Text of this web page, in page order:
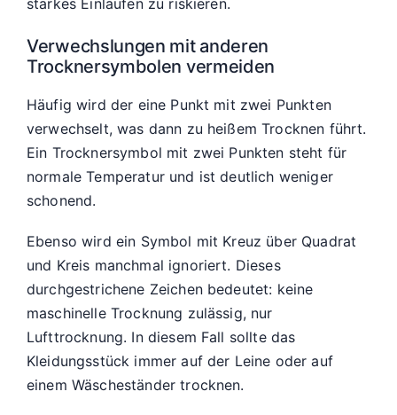
starkes Einlaufen zu riskieren.
Verwechslungen mit anderen
Trocknersymbolen vermeiden
Häufig wird der eine Punkt mit zwei Punkten
verwechselt, was dann zu heißem Trocknen führt.
Ein Trocknersymbol mit zwei Punkten steht für
normale Temperatur und ist deutlich weniger
schonend.
Ebenso wird ein Symbol mit Kreuz über Quadrat
und Kreis manchmal ignoriert. Dieses
durchgestrichene Zeichen bedeutet: keine
maschinelle Trocknung zulässig, nur
Lufttrocknung. In diesem Fall sollte das
Kleidungsstück immer auf der Leine oder auf
einem Wäscheständer trocknen.